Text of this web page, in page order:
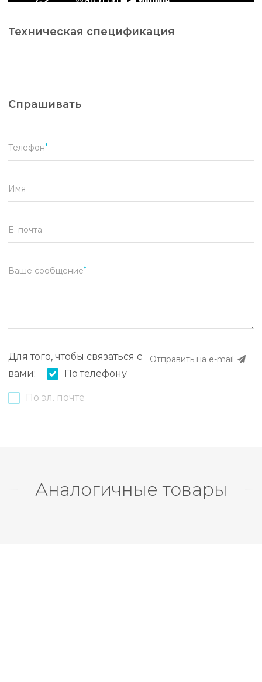
Техническая спецификация
Спрашивать
Телефон
Имя
E. почта
Ваше сообщение
Отправить на e-mail
Для того, чтобы связаться с
вами:
По телефону
По эл. почте
Аналогичные товары